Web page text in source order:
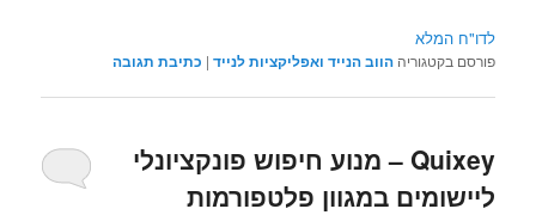
לדו"ח המלא
פורסם בקטגוריה הווב הנייד ואפליקציות לנייד | כתיבת תגובה
Quixey – מנוע חיפוש פונקציונלי
ליישומים במגוון פלטפורמות